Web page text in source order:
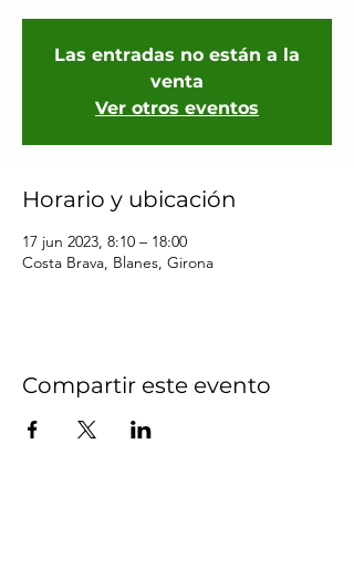
Las entradas no están a la
venta
Ver otros eventos
Horario y ubicación
17 jun 2023, 8:10 – 18:00
Costa Brava, Blanes, Girona
Compartir este evento